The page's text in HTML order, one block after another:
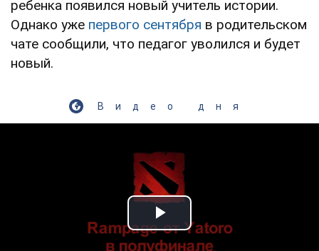
ребенка появился новый учитель истории.
Однако уже первого сентября в родительском
чате сообщили, что педагог уволился и будет
новый.
Видео дня
Play Video